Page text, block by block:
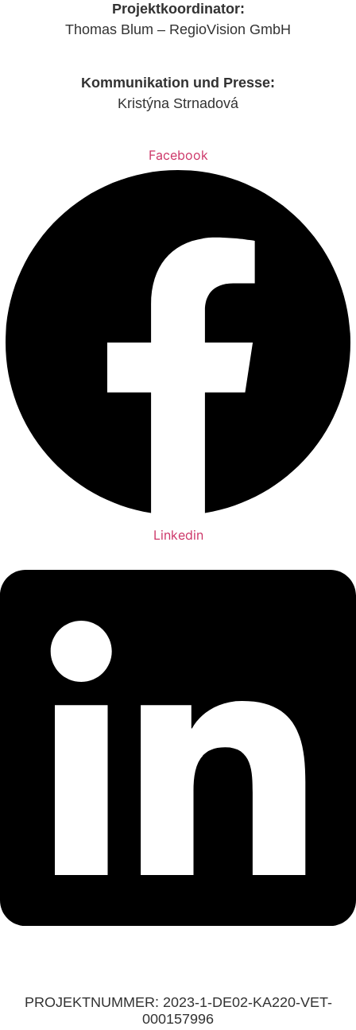
Projektkoordinator:
Thomas Blum – RegioVision GmbH
Kommunikation und Presse:
Kristýna Strnadová
Facebook
Linkedin
PROJEKTNUMMER: 2023-1-DE02-KA220-VET-
000157996